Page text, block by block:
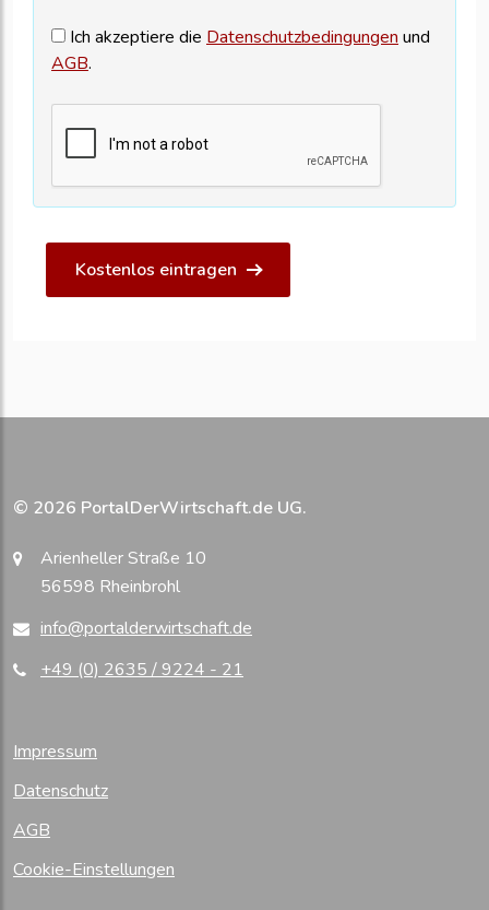
Ich akzeptiere die Datenschutzbedingungen und
AGB.
Kostenlos eintragen
© 2026 PortalDerWirtschaft.de UG.
Arienheller Straße 10
56598 Rheinbrohl
info@portalderwirtschaft.de
+49 (0) 2635 / 9224 - 21
Impressum
Datenschutz
AGB
Cookie-Einstellungen